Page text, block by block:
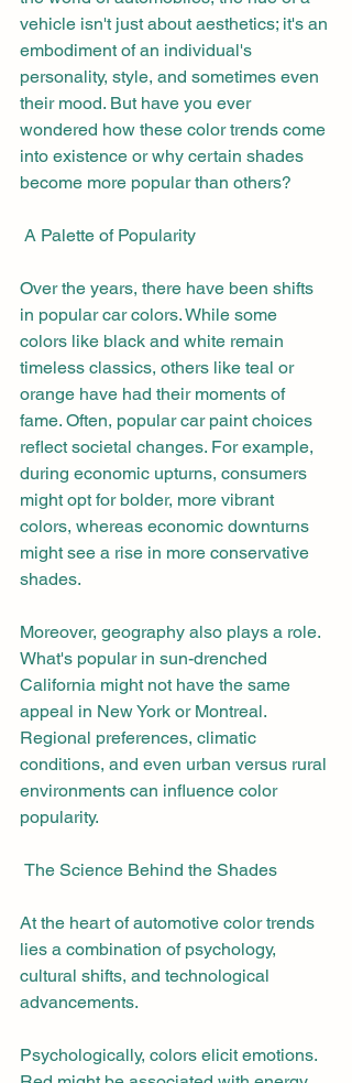
vehicle isn't just about aesthetics; it's an
embodiment of an individual's
personality, style, and sometimes even
their mood. But have you ever
wondered how these color trends come
into existence or why certain shades
become more popular than others?
A Palette of Popularity
Over the years, there have been shifts
in popular car colors. While some
colors like black and white remain
timeless classics, others like teal or
orange have had their moments of
fame. Often, popular car paint choices
reflect societal changes. For example,
during economic upturns, consumers
might opt for bolder, more vibrant
colors, whereas economic downturns
might see a rise in more conservative
shades.
Moreover, geography also plays a role.
What's popular in sun-drenched
California might not have the same
appeal in New York or Montreal.
Regional preferences, climatic
conditions, and even urban versus rural
environments can influence color
popularity.
The Science Behind the Shades
At the heart of automotive color trends
lies a combination of psychology,
cultural shifts, and technological
advancements.
Psychologically, colors elicit emotions.